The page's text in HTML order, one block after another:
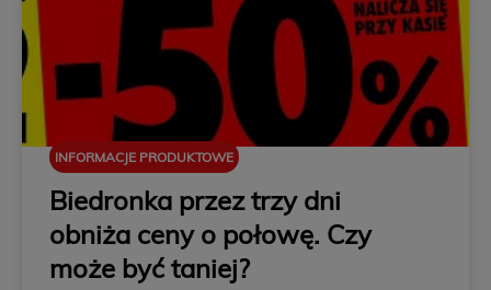
INFORMACJE PRODUKTOWE
Biedronka przez trzy dni
obniża ceny o połowę. Czy
może być taniej?